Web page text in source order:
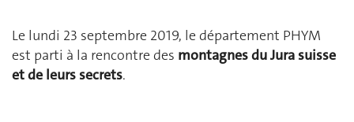
Le lundi 23 septembre 2019, le département PHYM
est parti à la rencontre des montagnes du Jura suisse
et de leurs secrets.